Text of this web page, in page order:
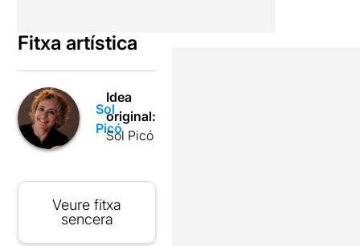
Fitxa artística
Sol
Picó
Idea
original:
Sol Picó
Veure fitxa
sencera